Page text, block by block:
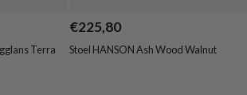
Terra
€225,80
Stoel HANSON Ash Wood Walnut